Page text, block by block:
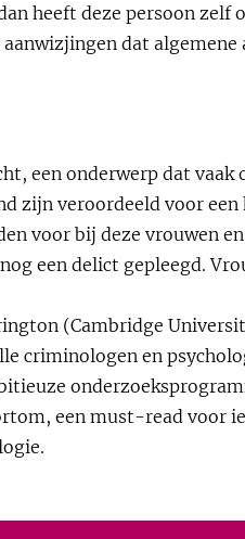
heeft deze persoon zelf
dat algemene
een onderwerp dat vaak
zijn veroordeeld voor een
voor bij deze vrouwen
een delict gepleegd.
(Cambridge
criminologen en
een must-read voor